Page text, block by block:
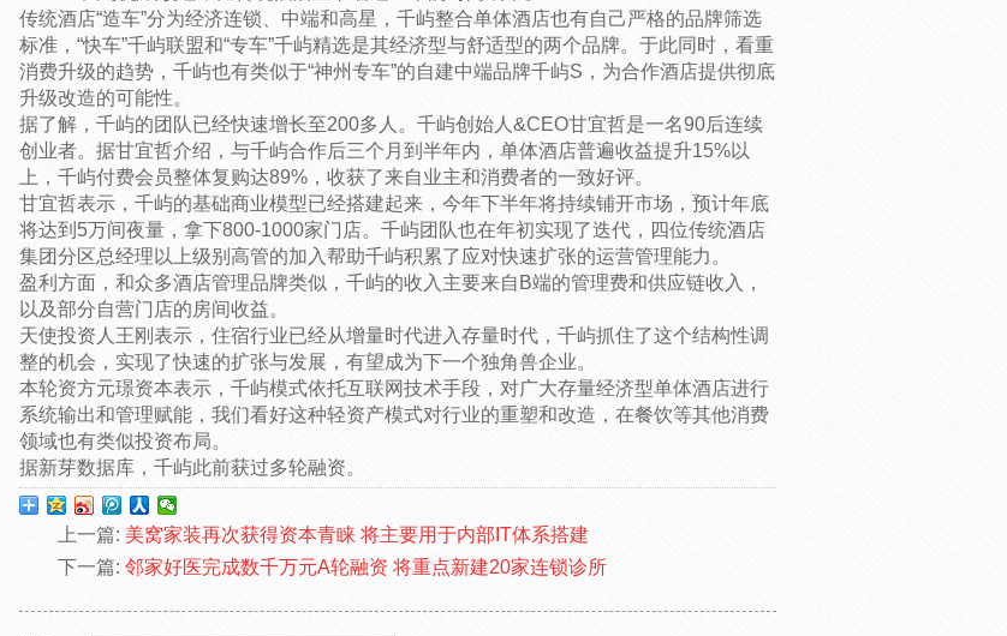
传统酒店“造车”分为经济连锁、中端和高星，千屿整合单体酒店也有自己严格的品牌筛选
标准，“快车”千屿联盟和“专车”千屿精选是其经济型与舒适型的两个品牌。于此同时，看重
消费升级的趋势，千屿也有类似于“神州专车”的自建中端品牌千屿S，为合作酒店提供彻底
升级改造的可能性。
据了解，千屿的团队已经快速增长至200多人。千屿创始人&CEO甘宜哲是一名90后连续
创业者。据甘宜哲介绍，与千屿合作后三个月到半年内，单体酒店普遍收益提升15%以
上，千屿付费会员整体复购达89%，收获了来自业主和消费者的一致好评。
甘宜哲表示，千屿的基础商业模型已经搭建起来，今年下半年将持续铺开市场，预计年底
将达到5万间夜量，拿下800-1000家门店。千屿团队也在年初实现了迭代，四位传统酒店
集团分区总经理以上级别高管的加入帮助千屿积累了应对快速扩张的运营管理能力。
盈利方面，和众多酒店管理品牌类似，千屿的收入主要来自B端的管理费和供应链收入，
以及部分自营门店的房间收益。
天使投资人王刚表示，住宿行业已经从增量时代进入存量时代，千屿抓住了这个结构性调
整的机会，实现了快速的扩张与发展，有望成为下一个独角兽企业。
本轮资方元璟资本表示，千屿模式依托互联网技术手段，对广大存量经济型单体酒店进行
系统输出和管理赋能，我们看好这种轻资产模式对行业的重塑和改造，在餐饮等其他消费
领域也有类似投资布局。
据新芽数据库，千屿此前获过多轮融资。
上一篇: 美窝家装再次获得资本青睐 将主要用于内部IT体系搭建
下一篇: 邻家好医完成数千万元A轮融资 将重点新建20家连锁诊所